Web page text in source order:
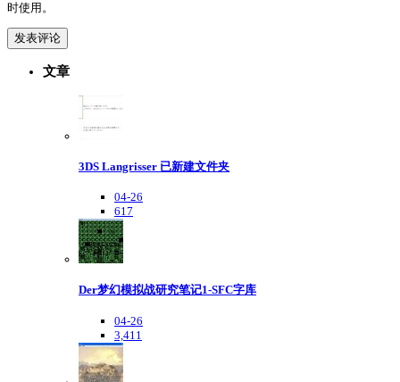
时使用。
文章
3DS Langrisser 已新建文件夹
04-26
617
Der梦幻模拟战研究笔记1-SFC字库
04-26
3,411